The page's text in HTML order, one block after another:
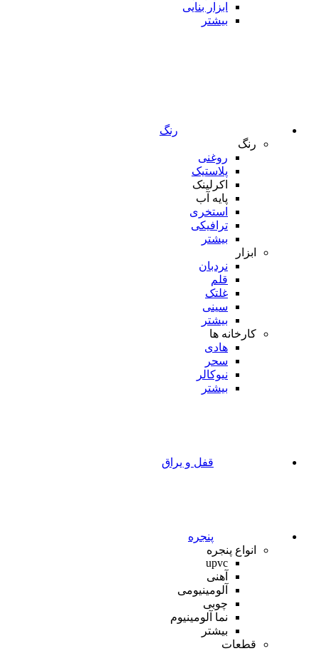
ابزار بنایی
بیشتر
رنگ
رنگ
روغنی
پلاستیک
اکرلینک
پایه آب
استخری
ترافیکی
بیشتر
ابزار
نردبان
قلم
غلتک
سینی
بیشتر
کارخانه ها
هادی
سحر
نیوکالر
بیشتر
قفل و یراق
پنجره
انواع پنجره
upvc
آهنی
آلومینیومی
چوبی
نما آلومینیوم
بیشتر
قطعات